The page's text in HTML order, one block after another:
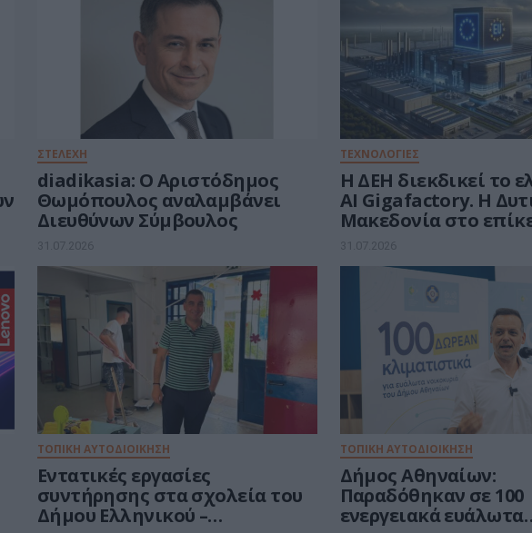
ΣΤΕΛΕΧΗ
diadikasia: Ο Αριστόδημος
Θωμόπουλος αναλαμβάνει
Διευθύνων Σύμβουλος
31.07.2026
ΤΕΧΝΟΛΟΓΙΕΣ
Η ΔΕΗ διεκδικεί το
AI Gigafactory. Η
Μακεδονία στο
ευρωπαϊκής μάχης
ευρώ για την
Νοημοσύνη
31.07.2026
ΤΟΠΙΚΗ ΑΥΤΟΔΙΟΙΚΗΣΗ
Εντατικές εργασίες
συντήρησης στα σχολεία του
Δήμου Ελληνικού –
ΤΟΠΙΚΗ ΑΥΤΟΔΙΟΙΚΗΣΗ
Δήμος Αθηναίων:
Παραδόθηκαν σε 100
ενεργειακά ευάλωτα